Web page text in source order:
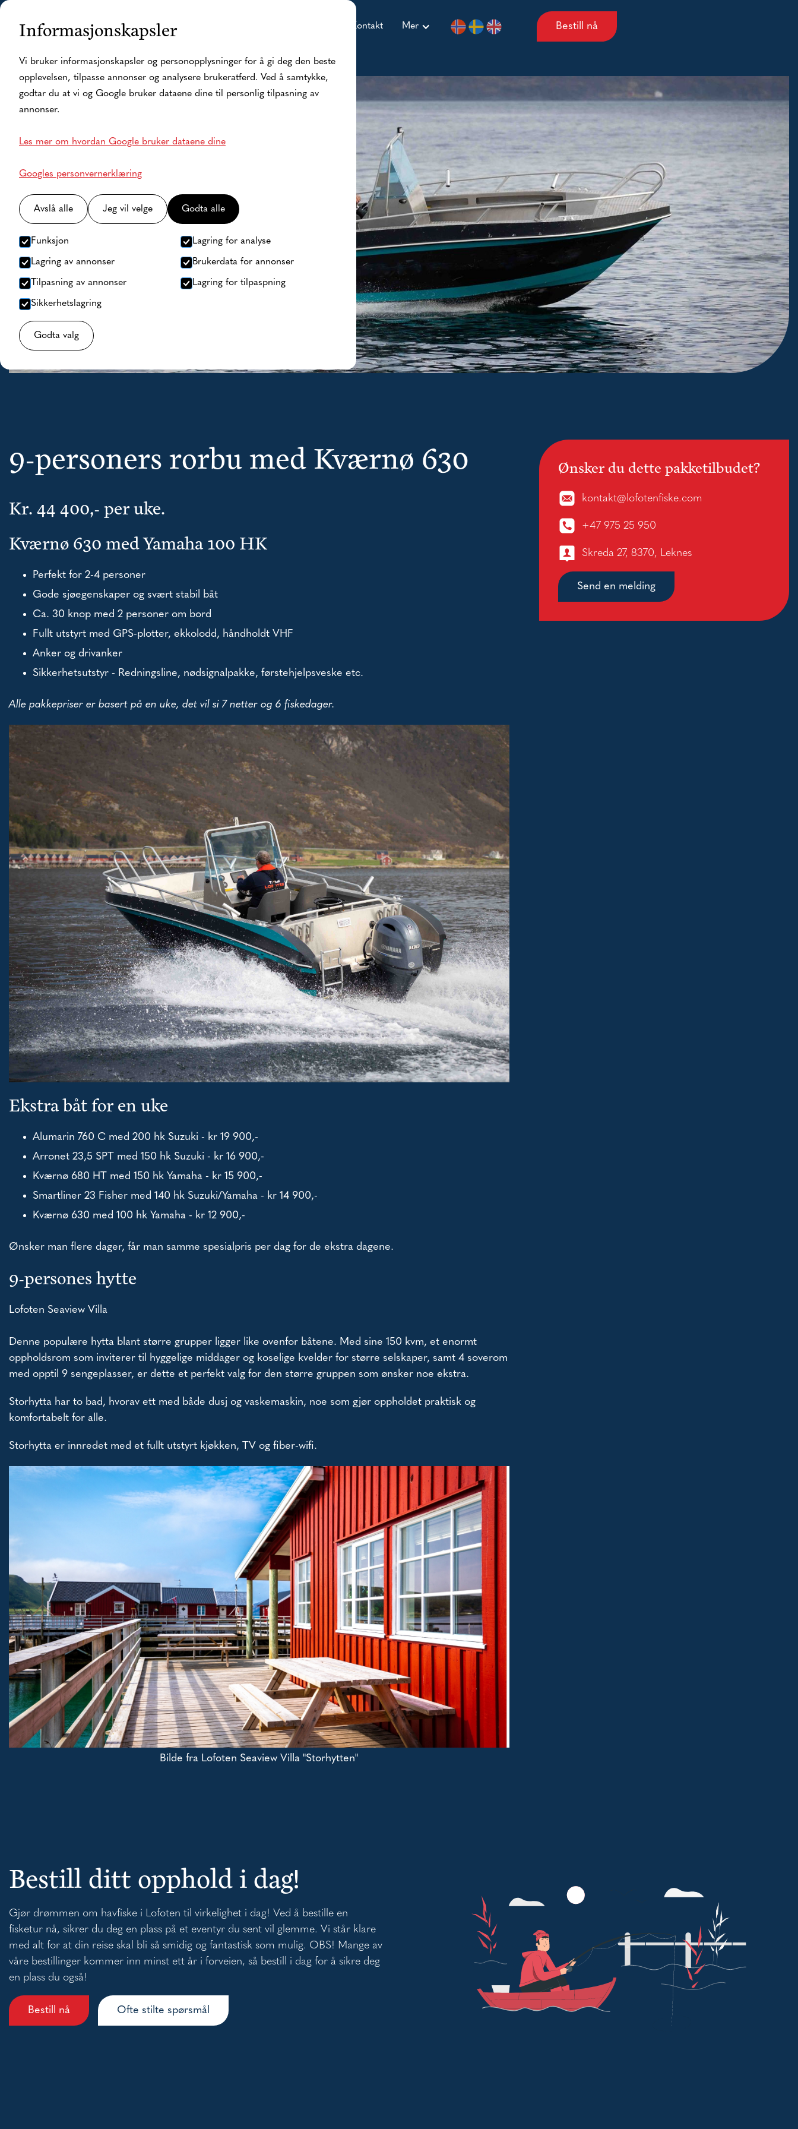
Informasjonskapsler
Vi bruker informasjonskapsler og personopplysninger for å gi deg den beste
opplevelsen, tilpasse annonser og analysere brukeratferd. Ved å samtykke,
godtar du at vi og Google bruker dataene dine til personlig tilpasning av
annonser.
Les mer om hvordan Google bruker dataene dine
Googles personvernerklæring
Avslå alle Jeg vil velge Godta alle
Funksjon Lagring for analyse
Lagring av annonser Brukerdata for annonser
Tilpasning av annonser Lagring for tilpaspning
Sikkerhetslagring
Godta valg
Hjem Fiskecamp Kontakt Mer Bestill nå
9-personers rorbu med Kværnø 630
Kr. 44 400,- per uke.
Kværnø 630 med Yamaha 100 HK
Perfekt for 2-4 personer
Gode sjøegenskaper og svært stabil båt
Ca. 30 knop med 2 personer om bord
Fullt utstyrt med GPS-plotter, ekkolodd, håndholdt VHF
Anker og drivanker
Sikkerhetsutstyr - Redningsline, nødsignalpakke, førstehjelpsveske etc.
Alle pakkepriser er basert på en uke, det vil si 7 netter og 6 fiskedager.
Ekstra båt for en uke
Alumarin 760 C med 200 hk Suzuki - kr 19 900,-
Arronet 23,5 SPT med 150 hk Suzuki - kr 16 900,-
Kværnø 680 HT med 150 hk Yamaha - kr 15 900,-
Smartliner 23 Fisher med 140 hk Suzuki/Yamaha - kr 14 900,-
Kværnø 630 med 100 hk Yamaha - kr 12 900,-
Ønsker man flere dager, får man samme spesialpris per dag for de ekstra dagene.
9-persones hytte
Lofoten Seaview Villa
Denne populære hytta blant større grupper ligger like ovenfor båtene. Med sine 150 kvm, et enormt
oppholdsrom som inviterer til hyggelige middager og koselige kvelder for større selskaper, samt 4 soverom
med opptil 9 sengeplasser, er dette et perfekt valg for den større gruppen som ønsker noe ekstra.
Storhytta har to bad, hvorav ett med både dusj og vaskemaskin, noe som gjør oppholdet praktisk og
komfortabelt for alle.
Storhytta er innredet med et fullt utstyrt kjøkken, TV og fiber-wifi.
Bilde fra Lofoten Seaview Villa "Storhytten"
Ønsker du dette pakketilbudet?
kontakt@lofotenfiske.com
+47 975 25 950
Skreda 27, 8370, Leknes
Send en melding
Bestill ditt opphold i dag!
Gjør drømmen om havfiske i Lofoten til virkelighet i dag! Ved å bestille en
fisketur nå, sikrer du deg en plass på et eventyr du sent vil glemme. Vi står klare
med alt for at din reise skal bli så smidig og fantastisk som mulig. OBS! Mange av
våre bestillinger kommer inn minst ett år i forveien, så bestill i dag for å sikre deg
en plass du også!
Bestill nå Ofte stilte spørsmål